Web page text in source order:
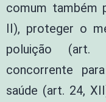
comum também
II), proteger o
poluição (art.
concorrente
saúde (art. 24,